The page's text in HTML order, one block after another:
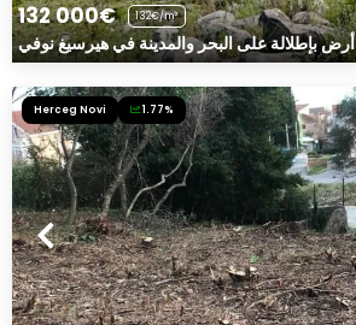
132 000€ 132€/m²
أرض بإطلالة على البحر والمدينة في هيرسيغ نوفي
Herceg Novi 1.77%